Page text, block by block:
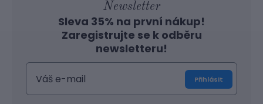
Newsletter
Sleva 35% na první nákup!
Zaregistrujte se k odběru
newsletteru!
Přihlásit